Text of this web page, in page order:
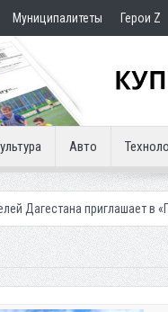
Муниципалитеты Герои Z
Авто
в «Госуслуги Дом»